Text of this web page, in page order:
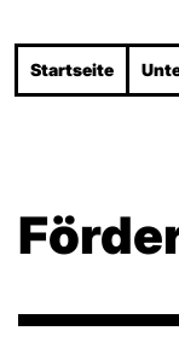
Startseite